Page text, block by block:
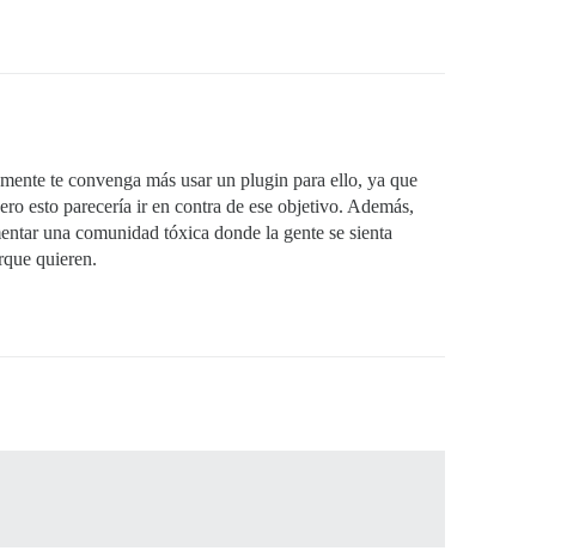
te convenga más usar un plugin para ello, ya que
esto parecería ir en contra de ese objetivo. Además,
una comunidad tóxica donde la gente se sienta
quieren.